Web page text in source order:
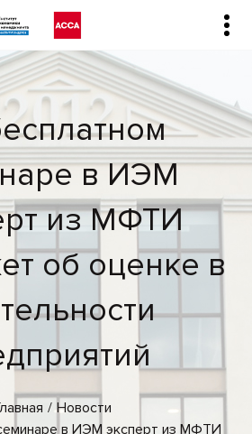
в ИЭМ
из МФТИ
об оценке в
Новости
в ИЭМ эксперт из МФТИ